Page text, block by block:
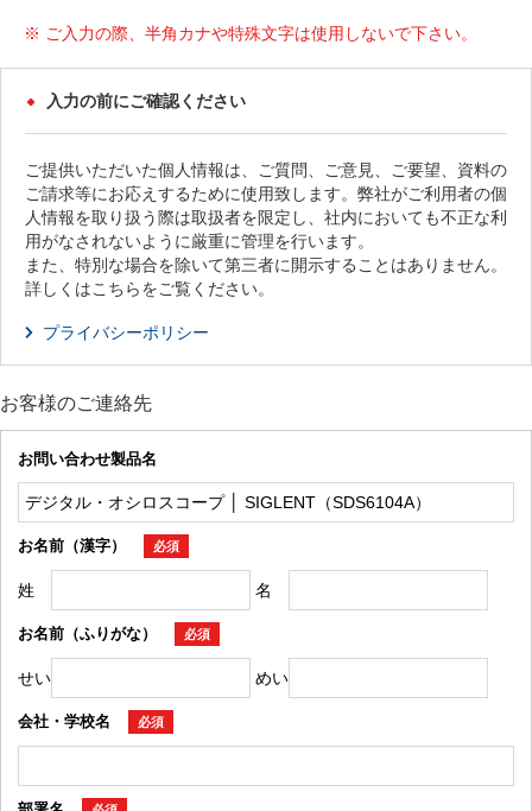
※ ご入力の際、半角カナや特殊文字は使用しないで下さい。
入力の前にご確認ください
ご提供いただいた個人情報は、ご質問、ご意見、ご要望、資料の
ご請求等にお応えするために使用致します。弊社がご利用者の個
人情報を取り扱う際は取扱者を限定し、社内においても不正な利
用がなされないように厳重に管理を行います。
また、特別な場合を除いて第三者に開示することはありません。
詳しくはこちらをご覧ください。
プライバシーポリシー
お客様のご連絡先
お問い合わせ製品名
お名前（漢字） 必須
姓 名
お名前（ふりがな） 必須
せい めい
会社・学校名 必須